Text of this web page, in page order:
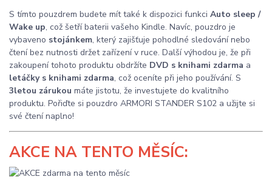
S tímto pouzdrem budete mít také k dispozici funkci Auto sleep /
Wake up, což šetří baterii vašeho Kindle. Navíc, pouzdro je
vybaveno stojánkem, který zajišťuje pohodlné sledování nebo
čtení bez nutnosti držet zařízení v ruce. Další výhodou je, že při
zakoupení tohoto produktu obdržíte DVD s knihami zdarma a
letáčky s knihami zdarma, což oceníte při jeho používání. S
3letou zárukou máte jistotu, že investujete do kvalitního
produktu. Pořiďte si pouzdro ARMORI STANDER S102 a užijte si
své čtení naplno!
AKCE NA TENTO MĚSÍC: